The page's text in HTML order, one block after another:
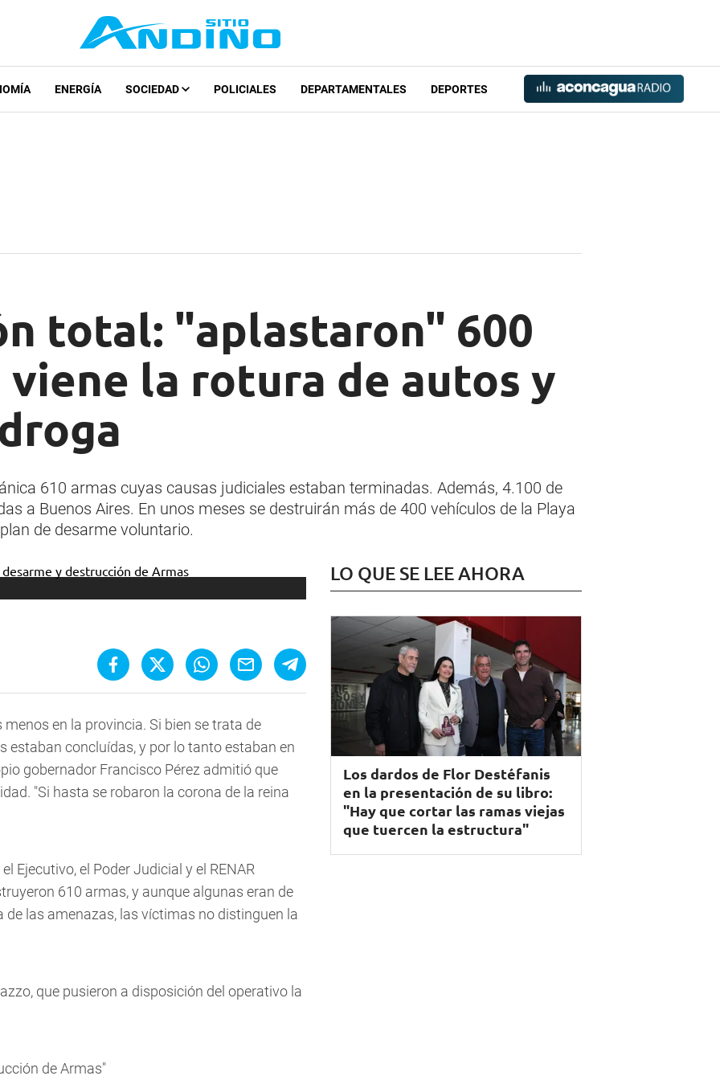
ENERGÍA SOCIEDAD POLICIALES DEPARTAMENTALES DEPORTES
total: "aplastaron" 600
viene la rotura de autos y
610 armas cuyas causas judiciales estaban terminadas. Además, 4.100 de
a Buenos Aires. En unos meses se destruirán más de 400 vehículos de la Playa
de desarme voluntario.
en la provincia. Si bien se trata de
estaban concluídas, y por lo tanto estaban en
gobernador Francisco Pérez admitió que
"Si hasta se robaron la corona de la reina
Ejecutivo, el Poder Judicial y el RENAR
610 armas, y aunque algunas eran de
de las amenazas, las víctimas no distinguen la
que pusieron a disposición del operativo la
LO QUE SE LEE AHORA
Los dardos de Flor Destéfanis
en la presentación de su libro:
"Hay que cortar las ramas viejas
que tuercen la estructura"